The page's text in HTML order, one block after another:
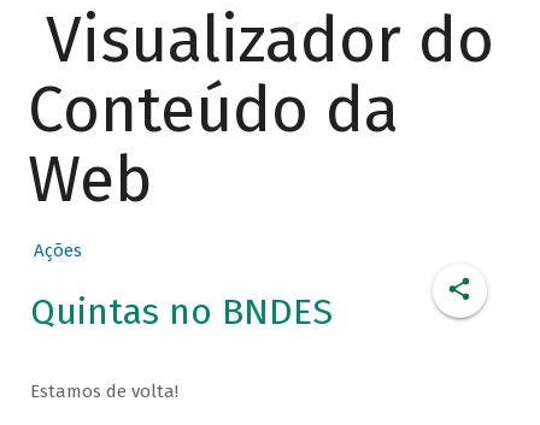
Visualizador do
Conteúdo da
Web
Ações
Quintas no BNDES
Estamos de volta!